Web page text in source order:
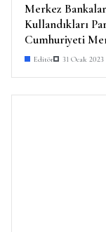
Merkez
Kullandıkları
Cumhuriyeti
Bir Yaklaşım
Editör 31 Ocak 2023